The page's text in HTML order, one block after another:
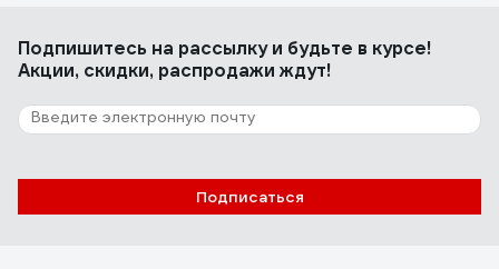
Подпишитесь на рассылкуи будьте в курсе!
Акции, скидки, распродажи ждут!
Подписаться